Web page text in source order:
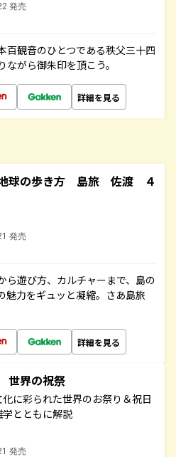
発売
百観音のひとつである秩父三十四
がら御朱印を頂こう。
詳細を見る
球の歩き方 島旅 佐渡 ４
発売
遊び方、カルチャーまで、島の
魅力をギュッと凝縮。さあ島旅
詳細を見る
世界の祝祭
に彩られた世界のお祭り＆祝日
学とともに解説
発売